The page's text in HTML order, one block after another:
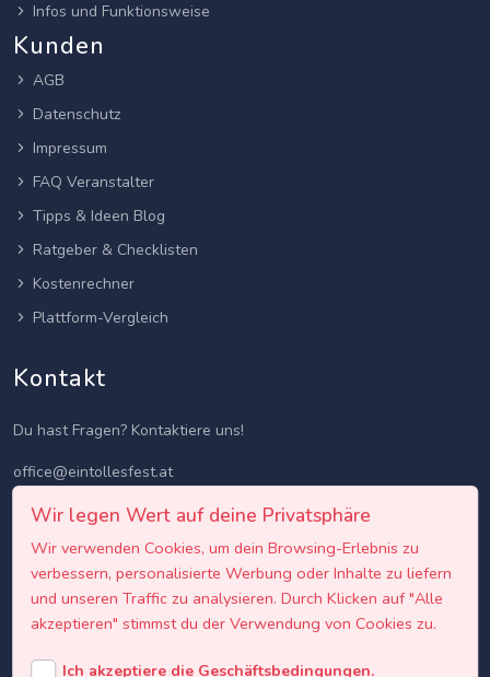
Infos und Funktionsweise
Kunden
AGB
Datenschutz
Impressum
FAQ Veranstalter
Tipps & Ideen Blog
Ratgeber & Checklisten
Kostenrechner
Plattform-Vergleich
Kontakt
Du hast Fragen? Kontaktiere uns!
office@eintollesfest.at
Wir legen Wert auf deine Privatsphäre
Wir verwenden Cookies, um dein Browsing-Erlebnis zu
verbessern, personalisierte Werbung oder Inhalte zu liefern
und unseren Traffic zu analysieren. Durch Klicken auf "Alle
akzeptieren" stimmst du der Verwendung von Cookies zu.
Ich akzeptiere die Geschäftsbedingungen.